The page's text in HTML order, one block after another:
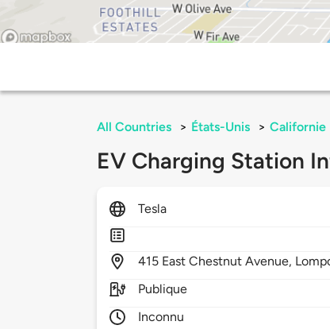
All Countries > États-Unis > Californie
EV Charging Station
Tesla
415 East Chestnut Avenue,
Publique
Inconnu